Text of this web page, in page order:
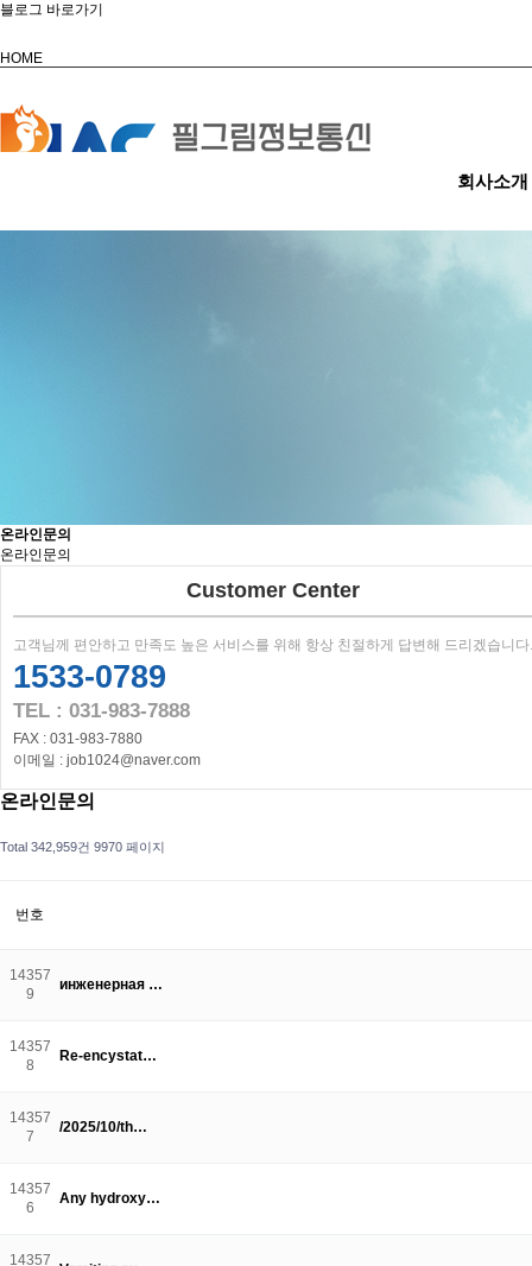
블로그 바로가기
HOME
회사소개
온라인문의
온라인문의
Customer Center
고객님께 편안하고 만족도 높은 서비스를 위해 항상 친절하게 답변해 드리겠습니다.
1533-0789
TEL : 031-983-7888
FAX : 031-983-7880
이메일 : job1024@naver.com
온라인문의
Total 342,959건 9970 페이지
번호
14357
9
инженерная …
14357
8
Re-encystat…
14357
7
/2025/10/th…
14357
6
Any hydroxy…
14357